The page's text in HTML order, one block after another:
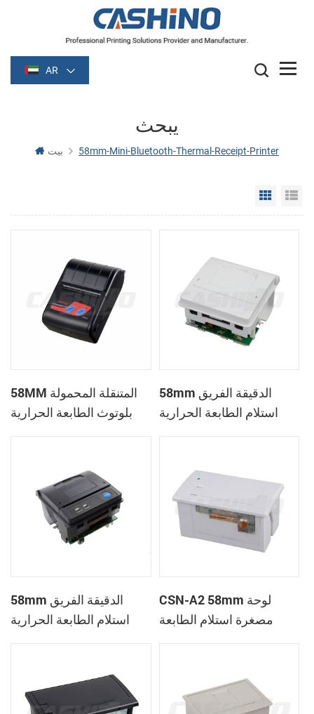
AR
يبحث
بيت 58mm-Mini-Bluetooth-Thermal-Receipt-Printer
Grid
58MM المتنقلة المحمولة
بلوتوث الطابعة الحرارية
58mm الدقيقة الفريق
استلام الطابعة الحرارية
58mm الدقيقة الفريق
استلام الطابعة الحرارية
CSN-A2 58mm لوحة
مصغرة استلام الطابعة